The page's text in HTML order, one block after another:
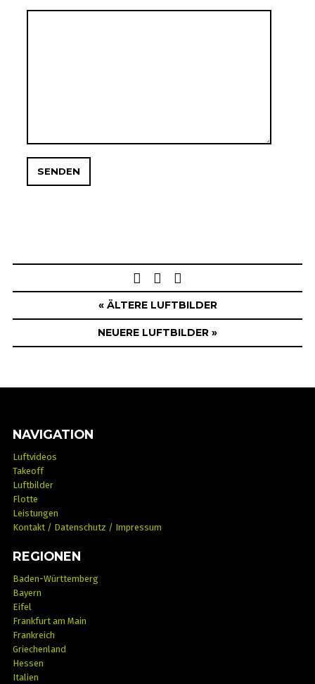
navigation
« ÄLTERE LUFTBILDER
NEUERE LUFTBILDER »
NAVIGATION
Luftvideos
Takeoff
Luftbilder
Flotte
Leistungen
Kontakt / Datenschutz / Impressum
REGIONEN
Baden-Württemberg
Bayern
Eifel
Frankfurt am Main
Frankreich
Griechenland
Hessen
Italien